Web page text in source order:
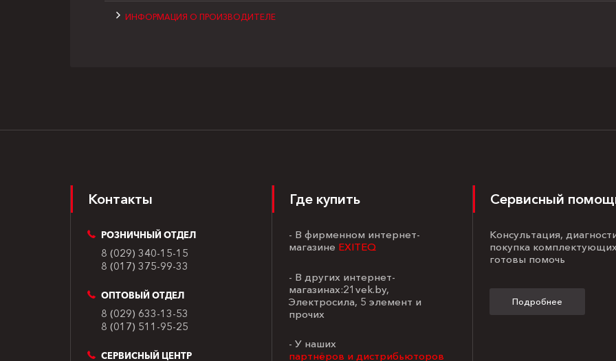
ИНФОРМАЦИЯ О ПРОИЗВОДИТЕЛЕ
Контакты
РОЗНИЧНЫЙ ОТДЕЛ
8 (029) 340-15-15
8 (017) 375-99-33
ОПТОВЫЙ ОТДЕЛ
8 (029) 633-13-53
8 (017) 511-95-25
СЕРВИСНЫЙ ЦЕНТР
Где купить
- В фирменном интернет-
магазине EXITEQ
- В других интернет-
магазинах:21vek.by,
Электросила, 5 элемент и
прочих
- У наших
партнёров и дистрибьюторов
Сервисный
Консультация,
покупка
готовы помочь
Подробнее